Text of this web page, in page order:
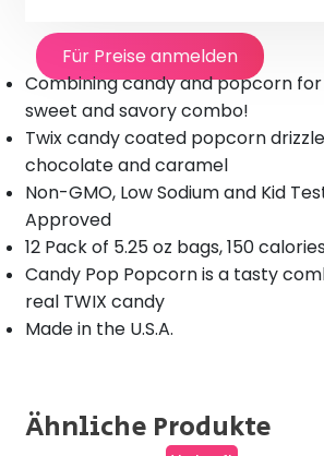
Für Preise anmelden
Combining candy and popcorn for
sweet and savory combo!
Twix candy coated popcorn
chocolate and caramel
Non-GMO, Low Sodium and Kid
Approved
12 Pack of 5.25 oz bags, 150
Candy Pop Popcorn is a tasty
real TWIX candy
Made in the U.S.A.
Ähnliche Produkte